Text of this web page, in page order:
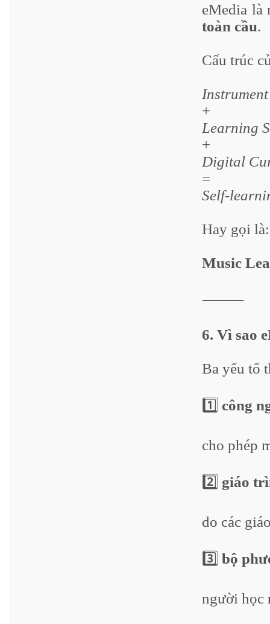
eMedia
toàn cầu.
Cấu trúc
Instrument
+
Learning
+
Digital
=
Self-
Hay gọi là:
Music
⸻
6. Vì sao
Ba yếu tố
1️⃣ công
cho phép
2️⃣ giáo
do các
3️⃣ bộ
người học